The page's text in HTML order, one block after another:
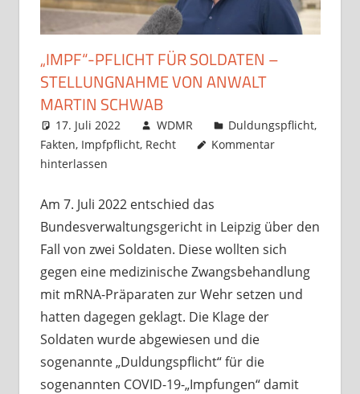
„IMPF“-PFLICHT FÜR SOLDATEN –
STELLUNGNAHME VON ANWALT
MARTIN SCHWAB
17. Juli 2022 WDMR Duldungspflicht,
Fakten, Impfpflicht, Recht
Kommentar
hinterlassen
Am 7. Juli 2022 entschied das
Bundesverwaltungsgericht in Leipzig über den
Fall von zwei Soldaten. Diese wollten sich
gegen eine medizinische Zwangsbehandlung
mit mRNA-Präparaten zur Wehr setzen und
hatten dagegen geklagt. Die Klage der
Soldaten wurde abgewiesen und die
sogenannte „Duldungspflicht“ für die
sogenannten COVID-19-„Impfungen“ damit